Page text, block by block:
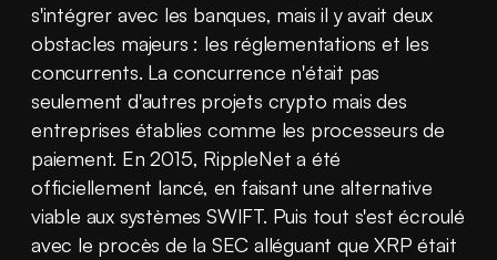
s'intégrer avec les banques, mais il y avait deux
obstacles majeurs : les réglementations et les
concurrents. La concurrence n'était pas
seulement d'autres projets crypto mais des
entreprises établies comme les processeurs de
paiement. En 2015, RippleNet a été
officiellement lancé, en faisant une alternative
viable aux systèmes SWIFT. Puis tout s'est écroulé
avec le procès de la SEC alléguant que XRP était